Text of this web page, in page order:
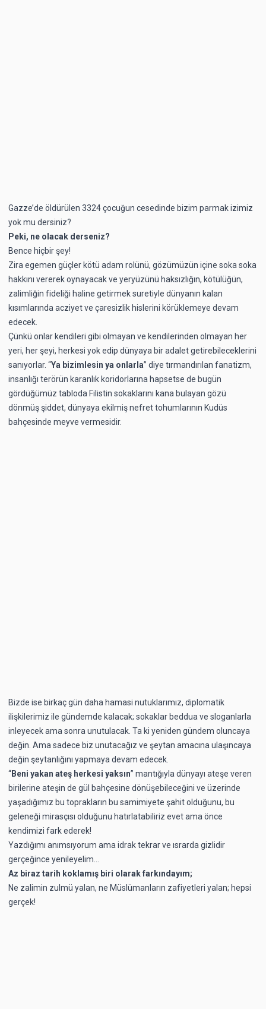
Gazze’de öldürülen 3324 çocuğun cesedinde bizim parmak izimiz
yok mu dersiniz?
Peki, ne olacak derseniz?
Bence hiçbir şey!
Zira egemen güçler kötü adam rolünü, gözümüzün içine soka soka
hakkını vererek oynayacak ve yeryüzünü haksızlığın, kötülüğün,
zalimliğin fideliği haline getirmek suretiyle dünyanın kalan
kısımlarında acziyet ve çaresizlik hislerini körüklemeye devam
edecek.
Çünkü onlar kendileri gibi olmayan ve kendilerinden olmayan her
yeri, her şeyi, herkesi yok edip dünyaya bir adalet getirebileceklerini
sanıyorlar. “Ya bizimlesin ya onlarla” diye tırmandırılan fanatizm,
insanlığı terörün karanlık koridorlarına hapsetse de bugün
gördüğümüz tabloda Filistin sokaklarını kana bulayan gözü
dönmüş şiddet, dünyaya ekilmiş nefret tohumlarının Kudüs
bahçesinde meyve vermesidir.
Bizde ise birkaç gün daha hamasi nutuklarımız, diplomatik
ilişkilerimiz ile gündemde kalacak; sokaklar beddua ve sloganlarla
inleyecek ama sonra unutulacak. Ta ki yeniden gündem oluncaya
değin. Ama sadece biz unutacağız ve şeytan amacına ulaşıncaya
değin şeytanlığını yapmaya devam edecek.
“Beni yakan ateş herkesi yaksın” mantığıyla dünyayı ateşe veren
birilerine ateşin de gül bahçesine dönüşebileceğini ve üzerinde
yaşadığımız bu toprakların bu samimiyete şahit olduğunu, bu
geleneği mirasçısı olduğunu hatırlatabiliriz evet ama önce
kendimizi fark ederek!
Yazdığımı anımsıyorum ama idrak tekrar ve ısrarda gizlidir
gerçeğince yenileyelim…
Az biraz tarih koklamış biri olarak farkındayım;
Ne zalimin zulmü yalan, ne Müslümanların zafiyetleri yalan; hepsi
gerçek!